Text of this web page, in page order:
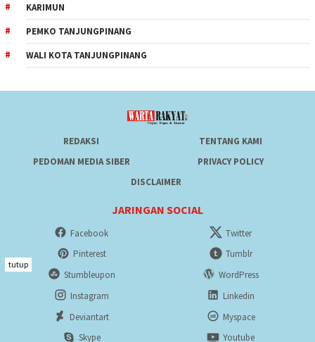
KARIMUN
PEMKO TANJUNGPINANG
WALI KOTA TANJUNGPINANG
REDAKSI
TENTANG KAMI
PEDOMAN MEDIA SIBER
PRIVACY POLICY
DISCLAIMER
JARINGAN SOCIAL
Facebook
Twitter
Pinterest
Tumblr
Stumbleupon
WordPress
Instagram
Linkedin
Deviantart
Myspace
Skype
Youtube
tutup